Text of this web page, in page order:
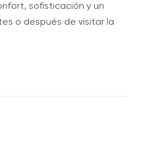
sofisticación y un
o después de visitar la